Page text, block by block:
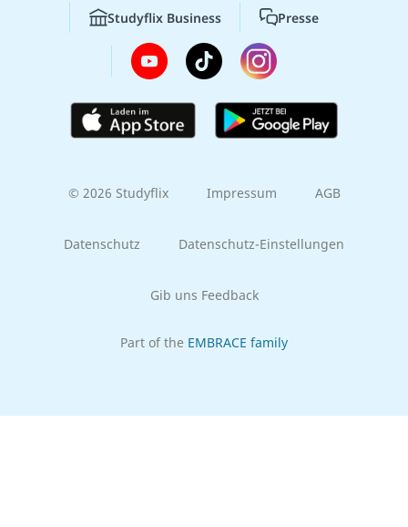
Studyflix Business Presse
© 2026 Studyflix Impressum AGB
Datenschutz Datenschutz-Einstellungen
Gib uns Feedback
Part of the EMBRACE family